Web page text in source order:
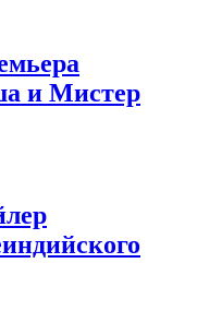
и Мистер